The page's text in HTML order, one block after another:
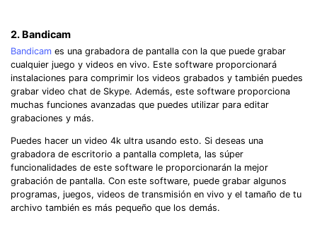
2. Bandicam
Bandicam es una grabadora de pantalla con la que puede grabar
cualquier juego y videos en vivo. Este software proporcionará
instalaciones para comprimir los videos grabados y también puedes
grabar video chat de Skype. Además, este software proporciona
muchas funciones avanzadas que puedes utilizar para editar
grabaciones y más.
Puedes hacer un video 4k ultra usando esto. Si deseas una
grabadora de escritorio a pantalla completa, las súper
funcionalidades de este software le proporcionarán la mejor
grabación de pantalla. Con este software, puede grabar algunos
programas, juegos, videos de transmisión en vivo y el tamaño de tu
archivo también es más pequeño que los demás.